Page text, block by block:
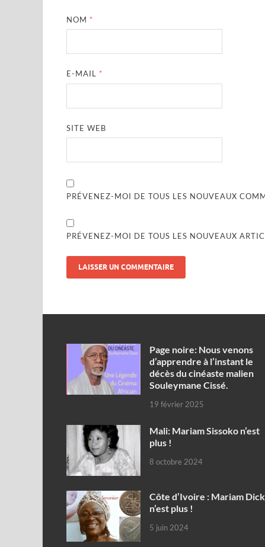
NOM *
E-MAIL *
SITE WEB
PRÉVENEZ-MOI DE TOUS LES NOUVEAUX
PRÉVENEZ-MOI DE TOUS LES NOUVEAUX
Page noire: Nous venons
d’apprendre à l’instant le
décès du cinéaste malien
Souleymane Cissé.
19 février 2025
Mali: Mariam Sissoko n’est
plus !
8 octobre 2024
Côte d’Ivoire : Mariam
n’est plus !
5 juin 2024